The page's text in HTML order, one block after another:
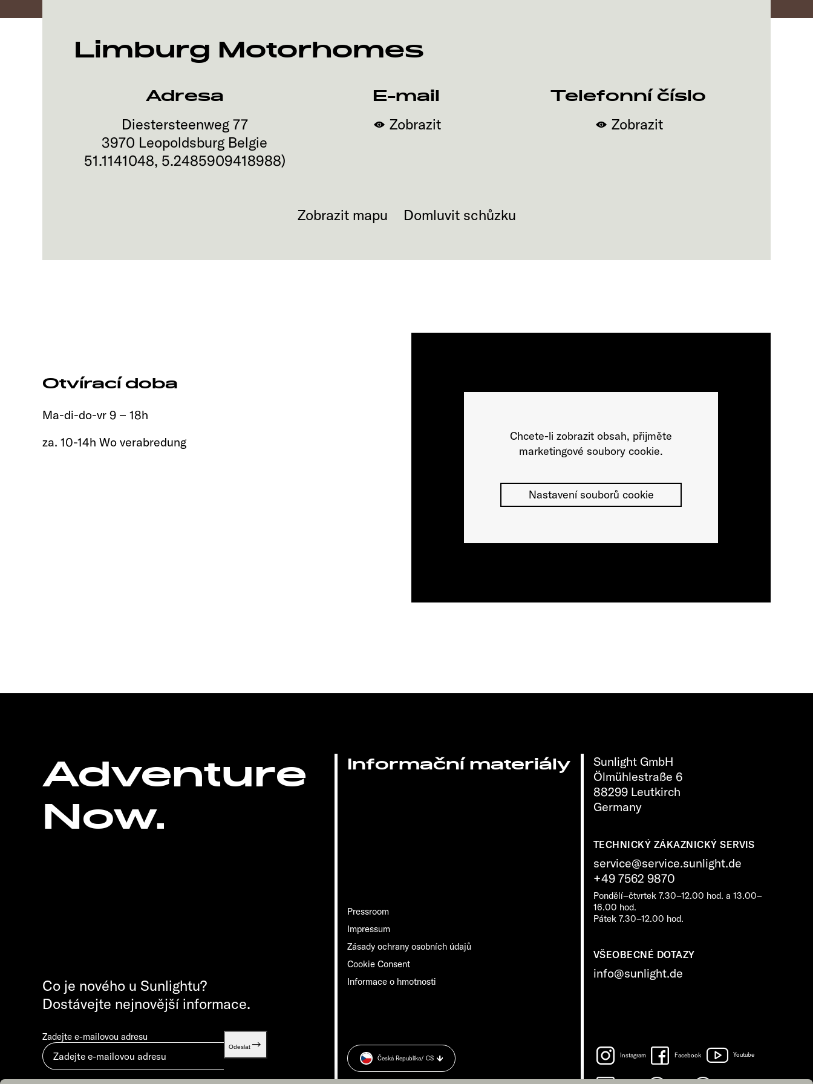
Limburg Motorhomes
Adresa
Diestersteenweg 77
3970 Leopoldsburg Belgie
51.1141048, 5.2485909418988)
E-mail
Zobrazit
Telefonní číslo
Zobrazit
Zobrazit mapu Domluvit schůzku
Otvírací doba
Ma-di-do-vr 9 – 18h
za. 10-14h Wo verabredung
Chcete-li zobrazit obsah, přijměte
marketingové soubory cookie.
Nastavení souborů cookie
Adventure
Now.
Sunlight GmbH
Ölmühlestraße 6
88299 Leutkirch
Germany
TECHNICKÝ ZÁKAZNICKÝ SERVIS
service@service.sunlight.de
+49 7562 9870
Pondělí–čtvrtek 7.30–12.00 hod. a 13.00–
16.00 hod.
Pátek 7.30–12.00 hod.
VŠEOBECNÉ DOTAZY
info@sunlight.de
Informační materiály
Pressroom
Impressum
Zásady ochrany osobních údajů
Cookie Consent
Informace o hmotnosti
Co je nového u Sunlightu?
Dostávejte nejnovější informace.
Zadejte e-mailovou adresu
Odeslat
Instagram Facebook Youtube
Česká Republika/ CS